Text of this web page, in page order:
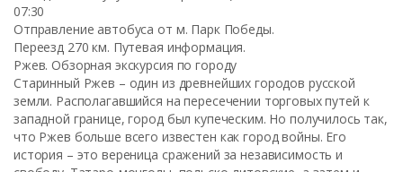
07:30
Отправление автобуса от м. Парк Победы.
Переезд 270 км. Путевая информация.
Ржев. Обзорная экскурсия по городу
Старинный Ржев – один из древнейших городов русской
земли. Располагавшийся на пересечении торговых путей к
западной границе, город был купеческим. Но получилось так,
что Ржев больше всего известен как город войны. Его
история – это вереница сражений за независимость и